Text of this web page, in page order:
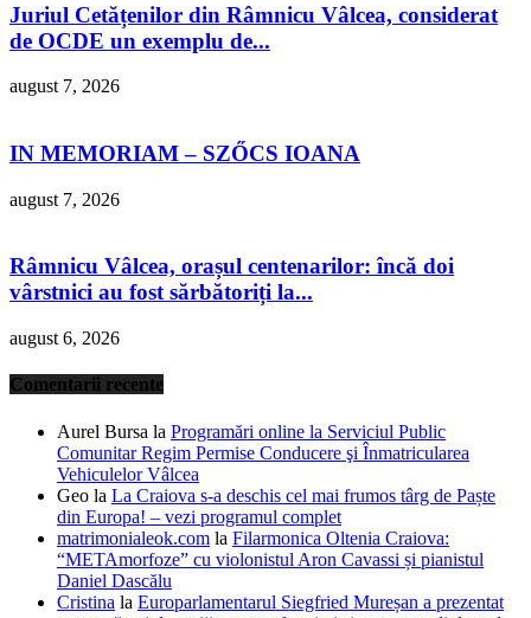
Juriul Cetățenilor din Râmnicu Vâlcea, considerat
de OCDE un exemplu de...
august 7, 2026
IN MEMORIAM – SZŐCS IOANA
august 7, 2026
Râmnicu Vâlcea, orașul centenarilor: încă doi
vârstnici au fost sărbătoriți la...
august 6, 2026
Comentarii recente
Aurel Bursa la Programări online la Serviciul Public
Comunitar Regim Permise Conducere şi Înmatricularea
Vehiculelor Vâlcea
Geo la La Craiova s-a deschis cel mai frumos târg de Paște
din Europa! – vezi programul complet
matrimonialeok.com la Filarmonica Oltenia Craiova:
“METAmorfoze” cu violonistul Aron Cavassi și pianistul
Daniel Dascălu
Cristina la Europarlamentarul Siegfried Mureșan a prezentat